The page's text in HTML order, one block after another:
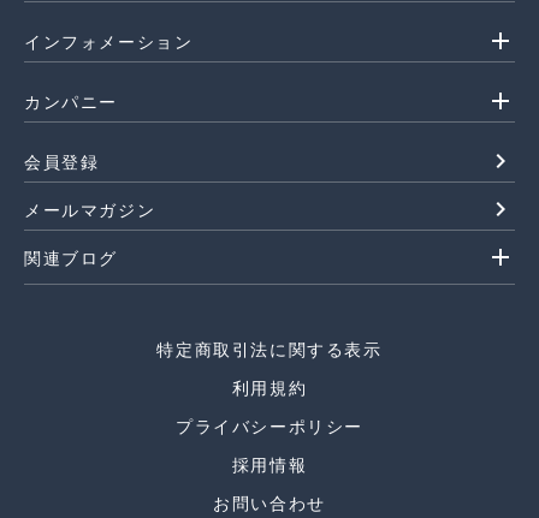
インフォメーション add
カンパニー add
会員登録 navigate_next
メールマガジン navigate_next
関連ブログ add
特定商取引法に関する表示
利用規約
プライバシーポリシー
採用情報
お問い合わせ